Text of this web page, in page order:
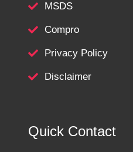
MSDS
Compro
Privacy Policy
Disclaimer
Quick Contact